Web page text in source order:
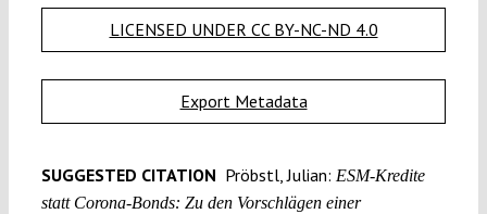
LICENSED UNDER CC BY-NC-ND 4.0
Export Metadata
SUGGESTED CITATION Pröbstl, Julian: ESM-Kredite
statt Corona-Bonds: Zu den Vorschlägen einer